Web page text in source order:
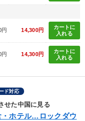
突く
書
業のDXと講話ご案内
14,300円
カートに
入れる
14,300円
カートに
入れる
ド対応
せた中国に見る
ホテル…ロックダウ